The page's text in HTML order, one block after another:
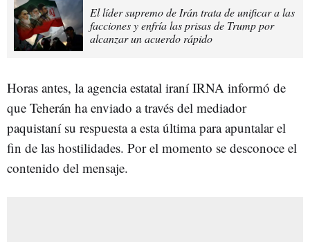
El líder supremo de Irán trata de unificar a las
facciones y enfría las prisas de Trump por
alcanzar un acuerdo rápido
Horas antes, la agencia estatal iraní IRNA informó de
que Teherán ha enviado a través del mediador
paquistaní su respuesta a esta última para apuntalar el
fin de las hostilidades. Por el momento se desconoce el
contenido del mensaje.